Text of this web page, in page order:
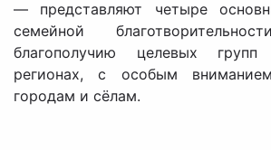
— представляют четыре
семейной
благополучию целевых
регионах, с особым
городам и сёлам.